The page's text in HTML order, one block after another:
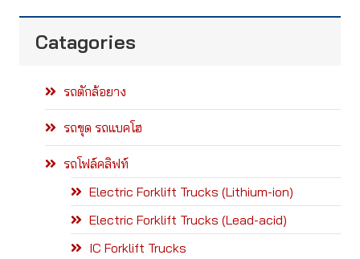
Catagories
รถตักล้อยาง
รถขุด รถแบคโฮ
รถโฟล์คลิฟท์
Electric Forklift Trucks (Lithium-ion)
Electric Forklift Trucks (Lead-acid)
IC Forklift Trucks